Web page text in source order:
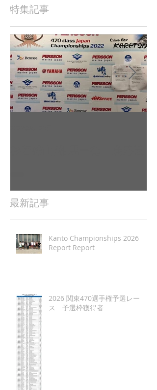
特集記事
最新記事
Kanto Championships 2026
Report Report
2026 関東470選手権予選レー
ス 予選枠獲得者